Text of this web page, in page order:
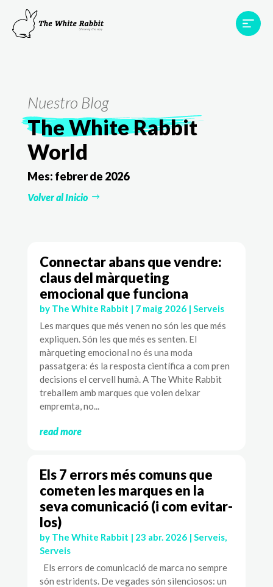
Projectes
Nuestro Blog
The White Rabbit
World
Mes: febrer de 2026
Volver al Inicio
Connectar abans que vendre:
claus del màrqueting
emocional que funciona
by The White Rabbit | 7 maig 2026| Serveis
Les marques que més venen no són les que més
expliquen. Són les que més es senten. El
màrqueting emocional no és una moda
passatgera: és la resposta científica a com pren
decisions el cervell humà. A The White Rabbit
treballem amb marques que volen deixar
empremta, no...
read more
Els 7 errors més comuns que
cometen les marques en la
seva comunicació (i com evitar-
los)
by The White Rabbit | 23 abr. 2026| Serveis,
Serveis
Els errors de comunicació de marca no sempre
són estridents. De vegades són silenciosos: un